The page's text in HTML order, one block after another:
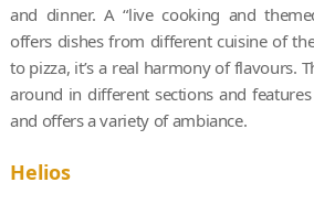
and dinner. A “live cooking and
offers dishes from different cuisine of
to pizza, it’s a real harmony of flavours.
around in different sections and
and offers a variety of ambiance.
Helios